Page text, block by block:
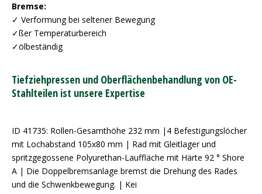
Bremse:
✓ Verformung bei seltener Bewegung
✓ßer Temperaturbereich
✓ölbeständig
Tiefziehpressen und Oberflächenbehandlung von OE-
Stahlteilen ist unsere Expertise
ID 41735: Rollen-Gesamthöhe 232 mm |4 Befestigungslöcher
mit Lochabstand 105x80 mm | Rad mit Gleitlager und
spritzgegossene Polyurethan-Lauffläche mit Härte 92 ° Shore
A | Die Doppelbremsanlage bremst die Drehung des Rades
und die Schwenkbewegung. | Kei